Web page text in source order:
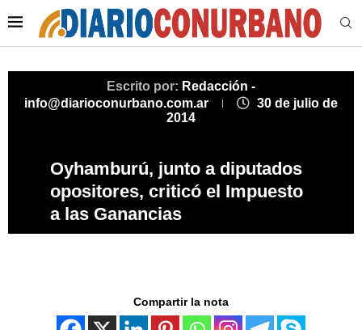
Escrito por: Redacción -
info@diarioconurbano.com.ar
30 de julio de
2014
Oyhamburú, junto a diputados
opositores, criticó el Impuesto
a las Ganancias
Compartir la nota